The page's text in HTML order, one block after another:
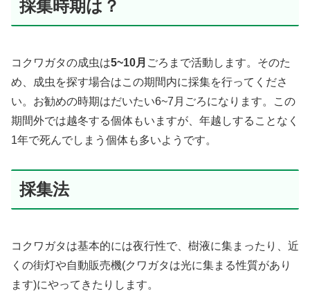
採集時期は？
コクワガタの成虫は5~10月 ごろまで活動します。そのた
め、成虫を探す場合はこの期間内に採集を行ってくださ
い。お勧めの時期はだいたい6~7月ごろになります。この
期間外では越冬する個体もいますが、年越しすることなく
1年で死んでしまう個体も多いようです。
採集法
コクワガタは基本的には夜行性で、樹液に集まったり、近
くの街灯や自動販売機(クワガタは光に集まる性質があり
ます)にやってきたりします。